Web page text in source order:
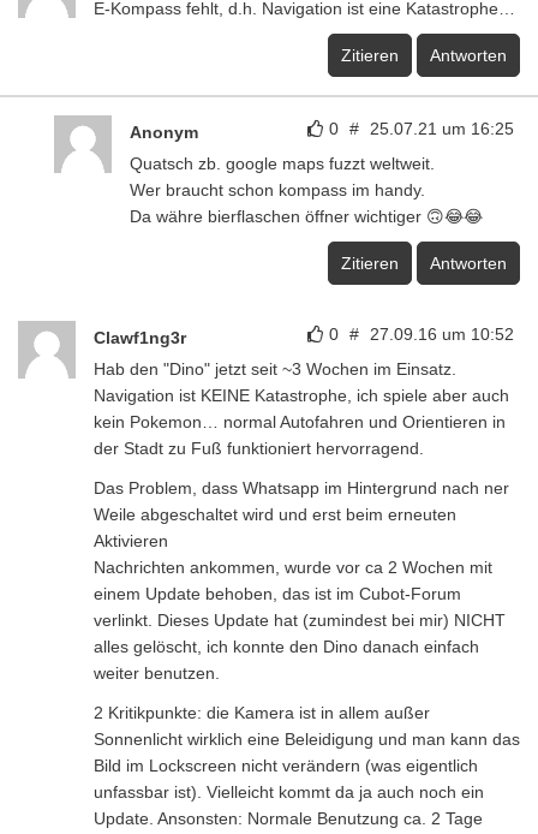
E-Kompass fehlt, d.h. Navigation ist eine Katastrophe…
Zitieren Antworten
0 # 25.07.21 um 16:25
Anonym
Quatsch zb. google maps fuzzt weltweit.
Wer braucht schon kompass im handy.
Da währe bierflaschen öffner wichtiger 🙃😂😂
Zitieren Antworten
0 # 27.09.16 um 10:52
Clawf1ng3r
Hab den "Dino" jetzt seit ~3 Wochen im Einsatz.
Navigation ist KEINE Katastrophe, ich spiele aber auch
kein Pokemon… normal Autofahren und Orientieren in
der Stadt zu Fuß funktioniert hervorragend.
Das Problem, dass Whatsapp im Hintergrund nach ner
Weile abgeschaltet wird und erst beim erneuten
Aktivieren
Nachrichten ankommen, wurde vor ca 2 Wochen mit
einem Update behoben, das ist im Cubot-Forum
verlinkt. Dieses Update hat (zumindest bei mir) NICHT
alles gelöscht, ich konnte den Dino danach einfach
weiter benutzen.
2 Kritikpunkte: die Kamera ist in allem außer
Sonnenlicht wirklich eine Beleidigung und man kann das
Bild im Lockscreen nicht verändern (was eigentlich
unfassbar ist). Vielleicht kommt da ja auch noch ein
Update. Ansonsten: Normale Benutzung ca. 2 Tage